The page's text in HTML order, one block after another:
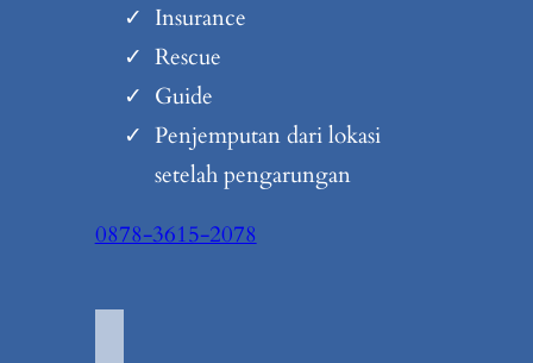
Insurance
Rescue
Guide
Penjemputan dari lokasi
setelah pengarungan
0878-3615-2078